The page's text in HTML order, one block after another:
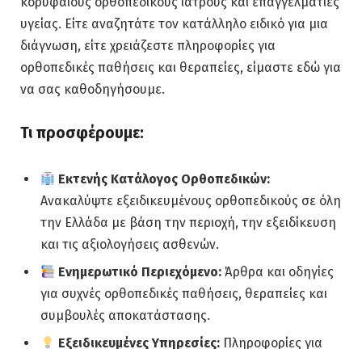
υγείας. Είτε αναζητάτε τον κατάλληλο ειδικό για μια
διάγνωση, είτε χρειάζεστε πληροφορίες για
ορθοπεδικές παθήσεις και θεραπείες, είμαστε εδώ για
να σας καθοδηγήσουμε.
Τι προσφέρουμε:
Εκτενής Κατάλογος Ορθοπεδικών:
Ανακαλύψτε εξειδικευμένους ορθοπεδικούς σε όλη
την Ελλάδα με βάση την περιοχή, την εξειδίκευση
και τις αξιολογήσεις ασθενών.
Ενημερωτικό Περιεχόμενο: Άρθρα και οδηγίες
για συχνές ορθοπεδικές παθήσεις, θεραπείες και
συμβουλές αποκατάστασης.
Εξειδικευμένες Υπηρεσίες: Πληροφορίες για